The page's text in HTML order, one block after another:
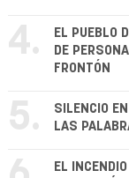
4.
EL PUEBLO
DE
FRONTÓN
5.
SILENCIO
LAS
EL